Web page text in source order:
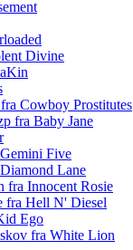
Divine
Cowboy Prostitutes
fra Baby Jane
Five
Lane
fra Innocent Rosie
fra Hell N' Diesel
Ego
fra White Lion